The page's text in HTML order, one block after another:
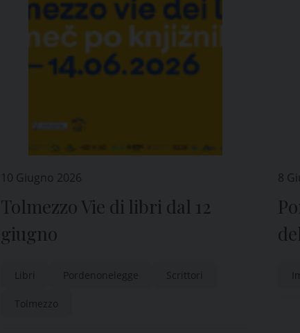
10 Giugno 2026
Tolmezzo Vie di libri dal 12
giugno
Libri Pordenonelegge Scrittori
Tolmezzo
8